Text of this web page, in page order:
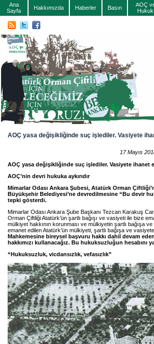
Ana
Sayfa
Hakkımızda Haberler Basın
AOÇ
Hukuk
AOÇ yasa değişikliğinde suç işlediler. Vasiyete
17 Mayıs
AOÇ yasa değişikliğinde suç işlediler. Vasiyete ihanet
AOÇ’nin devri hukuka aykırıdır
Mimarlar Odası Ankara Şubesi, Atatürk Orman
Büyükşehir Belediyesi’ne devredilmesine “Bu devir
tepki gösterdi.
Mimarlar Odası Ankara Şube Başkanı Tezcan Karakuş
Orman Çiftliği Atatürk’ün şartlı bağışı ve vasiyeti ile bize
mülkiyet hakkının korunması ve mülkiyetin şartlı bağışa
emanet edilen Atatürk’ün mülkiyeti, şartlı bağışa ve
Mahkemesine bireysel başvuru hakkı dahil devam
hakkımızı kullanacağız. Bu hukuksuzluğun hesabını
“Hukuksuzluk, vicdansızlık, vefasızlık”